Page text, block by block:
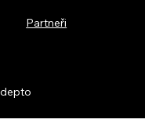
Partneři